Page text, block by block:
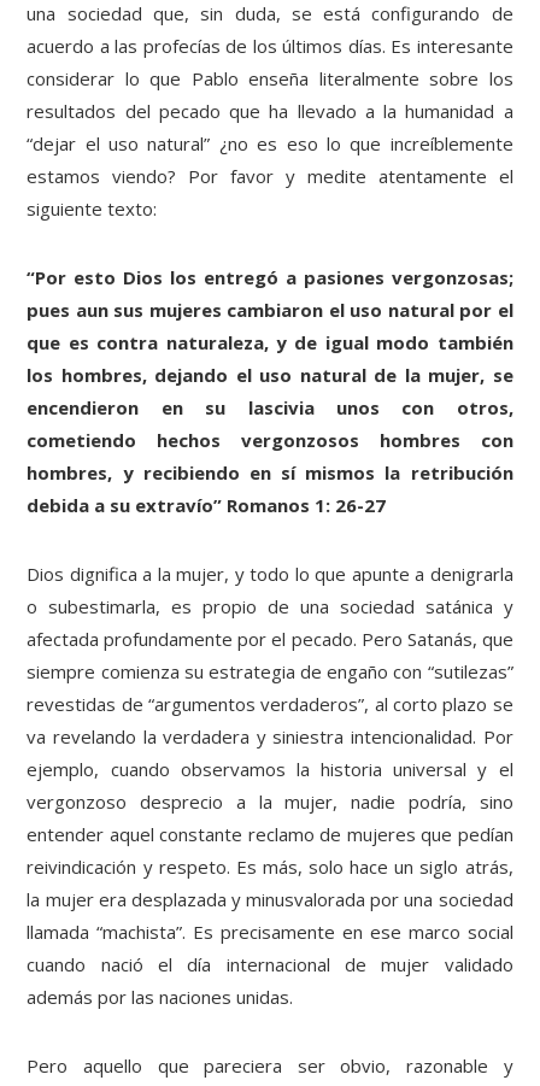
una sociedad que, sin duda, se está configurando de
acuerdo a las profecías de los últimos días. Es interesante
considerar lo que Pablo enseña literalmente sobre los
resultados del pecado que ha llevado a la humanidad a
“dejar el uso natural” ¿no es eso lo que increíblemente
estamos viendo? Por favor y medite atentamente el
siguiente texto:
“Por esto Dios los entregó a pasiones vergonzosas;
pues aun sus mujeres cambiaron el uso natural por el
que es contra naturaleza, y de igual modo también
los hombres, dejando el uso natural de la mujer, se
encendieron en su lascivia unos con otros,
cometiendo hechos vergonzosos hombres con
hombres, y recibiendo en sí mismos la retribución
debida a su extravío” Romanos 1: 26-27
Dios dignifica a la mujer, y todo lo que apunte a denigrarla
o subestimarla, es propio de una sociedad satánica y
afectada profundamente por el pecado. Pero Satanás, que
siempre comienza su estrategia de engaño con “sutilezas”
revestidas de “argumentos verdaderos”, al corto plazo se
va revelando la verdadera y siniestra intencionalidad. Por
ejemplo, cuando observamos la historia universal y el
vergonzoso desprecio a la mujer, nadie podría, sino
entender aquel constante reclamo de mujeres que pedían
reivindicación y respeto. Es más, solo hace un siglo atrás,
la mujer era desplazada y minusvalorada por una sociedad
llamada “machista”. Es precisamente en ese marco social
cuando nació el día internacional de mujer validado
además por las naciones unidas.
Pero aquello que pareciera ser obvio, razonable y